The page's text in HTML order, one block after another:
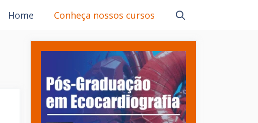
Home Conheça nossos cursos